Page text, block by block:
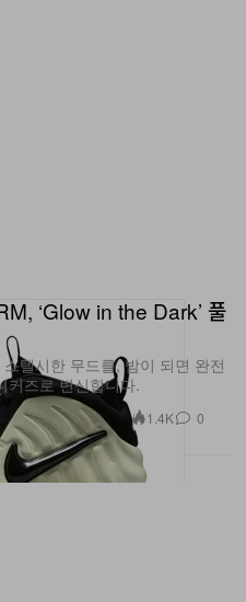
‘Glow in the Dark’ 풀
텔시한 무드를, 밤이 되면 완전
커즈로 변신합니다.
1.4K 0